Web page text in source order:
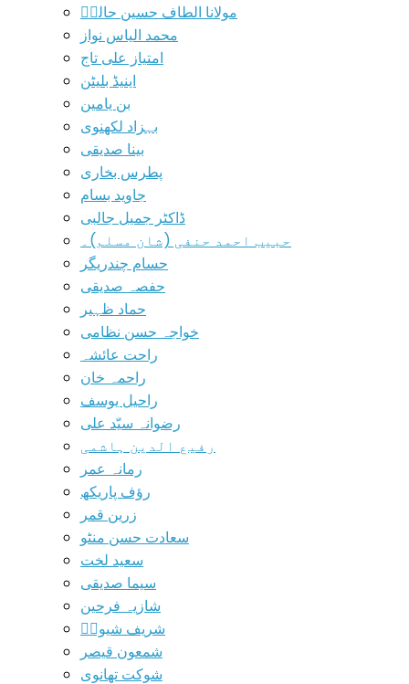
مولانا الطاف حسین حالیؔ
محمد الیاس نواز
امتیاز علی تاج
اینیڈ بلیٹن
بن یامین
بہزاد لکھنوی
بینا صدیقی
پطرس بخاری
جاوید بسام
ڈاکٹر جمیل جالبی
حبیب احمد حنفی (شان مسلم)۔
حسام چندریگر
حفصہ صدیقی
حماد ظہیر
خواجہ حسن نظامی
راحت عائشہ
راحمہ خان
راحیل یوسف
رضوانہ سیّد علی
رفیع الدین ہاشمی
رمانہ عمر
رؤف پاریکھ
زرین قمر
سعادت حسن منٹو
سعید لخت
سیما صدیقی
شازیہ فرحین
شریف شیوہؔ
شمعون قیصر
شوکت تھانوی